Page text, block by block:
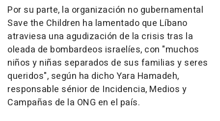
Por su parte, la organización no gubernamental
Save the Children ha lamentado que Líbano
atraviesa una agudización de la crisis tras la
oleada de bombardeos israelíes, con "muchos
niños y niñas separados de sus familias y seres
queridos", según ha dicho Yara Hamadeh,
responsable sénior de Incidencia, Medios y
Campañas de la ONG en el país.